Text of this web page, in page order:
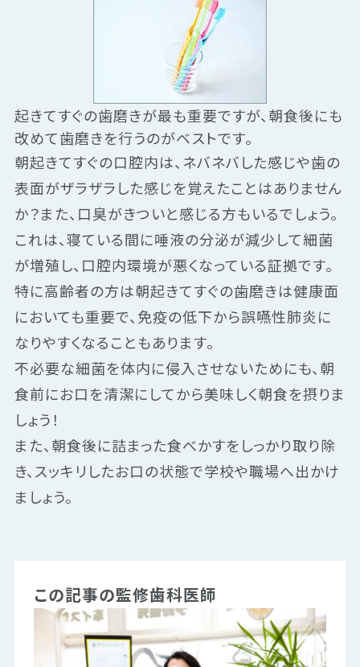
起きてすぐの歯磨きが最も重要ですが、朝食後にも
改めて歯磨きを行うのがベストです。
朝起きてすぐの口腔内は、ネバネバした感じや歯の
表面がザラザラした感じを覚えたことはありません
か？また、口臭がきついと感じる方もいるでしょう。
これは、寝ている間に唾液の分泌が減少して細菌
が増殖し、口腔内環境が悪くなっている証拠です。
特に高齢者の方は朝起きてすぐの歯磨きは健康面
においても重要で、免疫の低下から誤嚥性肺炎に
なりやすくなることもあります。
不必要な細菌を体内に侵入させないためにも、朝
食前にお口を清潔にしてから美味しく朝食を摂りま
しょう！
また、朝食後に詰まった食べかすをしっかり取り除
き、スッキリしたお口の状態で学校や職場へ出かけ
ましょう。
この記事の監修歯科医師